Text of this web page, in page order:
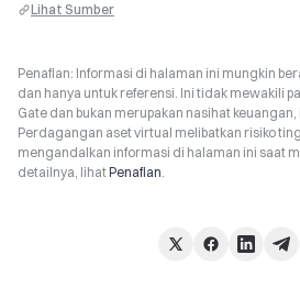
Lihat Sumber
Penafian: Informasi di halaman ini mungkin
dan hanya untuk referensi. Ini tidak mewakili
Gate dan bukan merupakan nasihat
Perdagangan aset virtual melibatkan risiko
mengandalkan informasi di halaman ini saat
detailnya, lihatPenafian.